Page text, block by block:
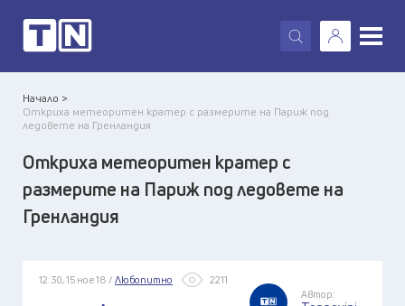
X
Начало >
Откриха метеоритен кратер с размерите на Париж под
ледовете на Гренландия
Откриха метеоритен кратер с
размерите на Париж под ледовете на
Гренландия
12:30, 15 ное 18 / Любопитно 2211
Автор: